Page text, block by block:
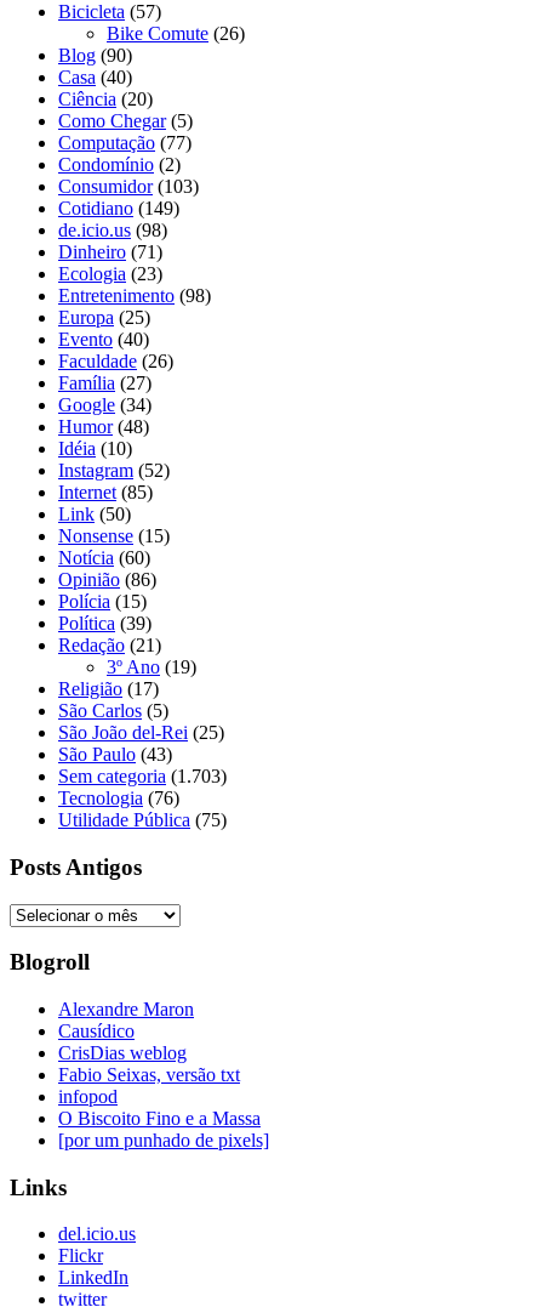
Bicicleta (57)
Bike Comute (26)
Blog (90)
Casa (40)
Ciência (20)
Como Chegar(5)
Computação (77)
Condomínio (2)
Consumidor(103)
Cotidiano (149)
de.icio.us (98)
Dinheiro (71)
Ecologia (23)
Entretenimento (98)
Europa (25)
Evento (40)
Faculdade (26)
Família (27)
Google (34)
Humor(48)
Idéia (10)
Instagram (52)
Internet (85)
Link (50)
Nonsense (15)
Notícia (60)
Opinião (86)
Polícia (15)
Política (39)
Redação (21)
3º Ano (19)
Religião (17)
São Carlos (5)
São João del-Rei (25)
São Paulo (43)
Sem categoria (1.703)
Tecnologia (76)
Utilidade Pública (75)
Posts Antigos
Posts
Blogroll
Alexandre Maron
Causídico
CrisDias weblog
Fabio Seixas, versão txt
infopod
O Biscoito Fino e a Massa
[por um punhado de pixels]
Links
del.icio.us
Flickr
LinkedIn
twitter